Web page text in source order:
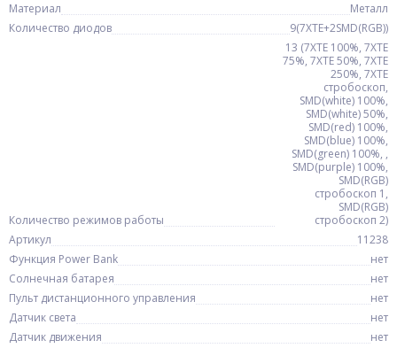
Материал
Металл
Количество диодов
9(7XTE+2SMD(RGB))
Количество режимов работы
13 (7XTE 100%, 7XTE
75%, 7XTE 50%, 7XTE
250%, 7XTE
стробоскоп,
SMD(white) 100%,
SMD(white) 50%,
SMD(red) 100%,
SMD(blue) 100%,
SMD(green) 100%, ,
SMD(purple) 100%,
SMD(RGB)
стробоскоп 1,
SMD(RGB)
стробоскоп 2)
Артикул
11238
Функция Power Bank
нет
Солнечная батарея
нет
Пульт дистанционного управления
нет
Датчик света
нет
Датчик движения
нет